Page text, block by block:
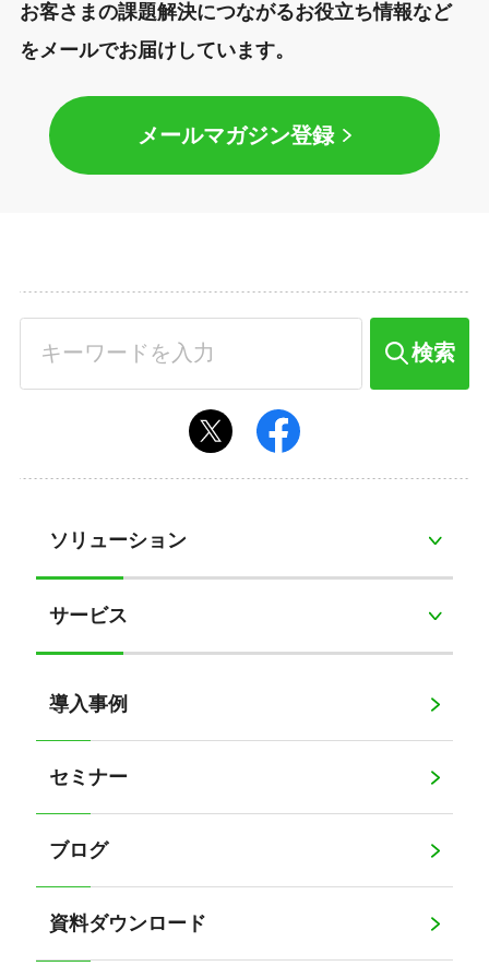
お客さまの課題解決につながるお役立ち情報など
をメールでお届けしています。
メールマガジン登録
検索
ソリューション
サービス
導入事例
セミナー
ブログ
資料ダウンロード